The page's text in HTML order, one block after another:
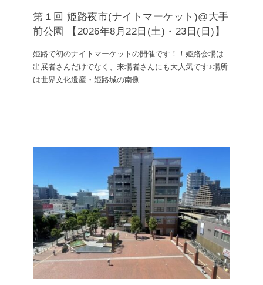
第１回 姫路夜市(ナイトマーケット)@大手
前公園 【2026年8月22日(土)・23日(日)】
姫路で初のナイトマーケットの開催です！！姫路会場は
出展者さんだけでなく、来場者さんにも大人気です♪場所
は世界文化遺産・姫路城の南側